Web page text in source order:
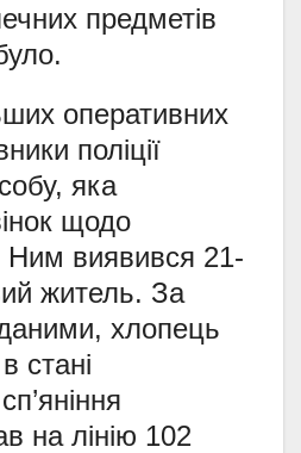
предметів
оперативних
поліції
яка
щодо
Ним виявився 21-
житель. За
хлопець
стані
на лінію 102